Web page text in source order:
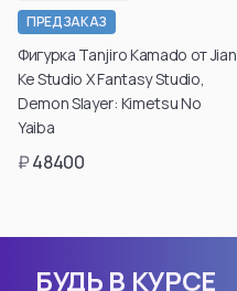
Подтвердить свой
возраст для
просмотра таких
товаров вы можете
в личном кабинете
ПРЕДЗАКАЗ
Фигурка Tanjiro Kamado от Jian
Ke Studio X Fantasy Studio,
Demon Slayer: Kimetsu No
Yaiba
₽48400
БУДЬ В КУРСЕ